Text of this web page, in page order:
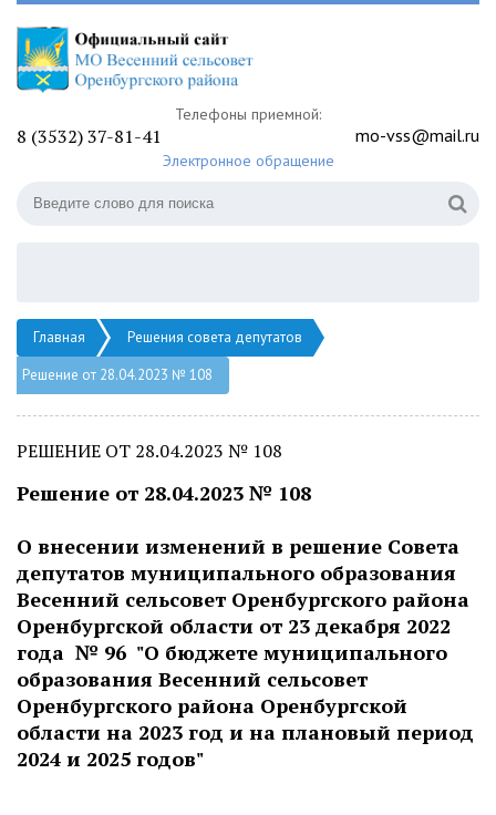
Телефоны приемной:
8 (3532) 37-81-41 mo-vss@mail.ru
Электронное обращение
Главная
Решения совета депутатов
Решение от 28.04.2023 № 108
РЕШЕНИЕ ОТ 28.04.2023 № 108
Решение от 28.04.2023 № 108
О внесении изменений в решение Совета
депутатов муниципального образования
Весенний сельсовет Оренбургского района
Оренбургской области от 23 декабря 2022
года № 96 "О бюджете муниципального
образования Весенний сельсовет
Оренбургского района Оренбургской
области на 2023 год и на плановый период
2024 и 2025 годов"